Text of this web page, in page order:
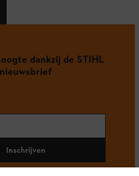
dankzij de STIHL
nieuwsbrief
Inschrijven